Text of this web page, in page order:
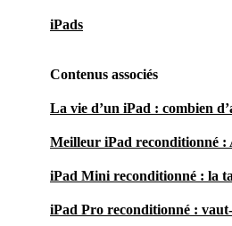
iPads
Contenus associés
La vie d’un iPad : combien
Meilleur iPad reconditionné :
iPad Mini reconditionné : la
iPad Pro reconditionné :